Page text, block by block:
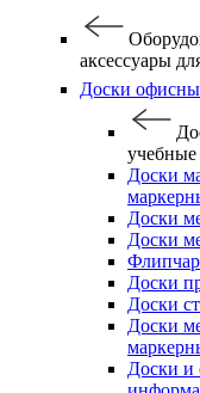
аксессуары
Доски
учебные
Доски
Доски
Доски
Доски
Доски
Доски
Доски и